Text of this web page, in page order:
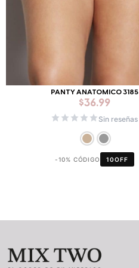
PANTY ANATOMICO 3185
$36.99
Sin reseñas
-10% CÓDIGO 10OFF